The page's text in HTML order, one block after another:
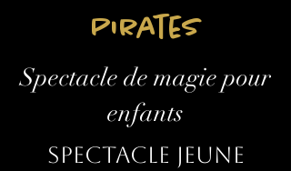
Pirates
Spectacle de magie pour
enfants
Spectacle jeune